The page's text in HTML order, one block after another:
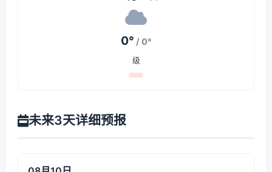
0° / 0°
级
未来3天详细预报